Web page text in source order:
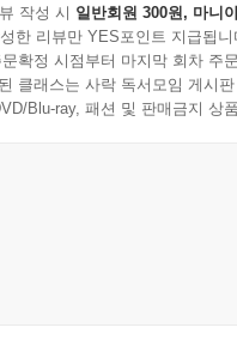
작성 시 일반회원 300원, 마니
한 리뷰만 YES포인트 지급됩니
확정 시점부터 마지막 회차 주
클래스는 사락 독서모임 게시
Blu-ray, 패션 및 판매금지 상